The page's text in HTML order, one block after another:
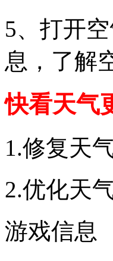
5、打开
息，了解
快看天气
1.修复天
2.优化天
游戏信息